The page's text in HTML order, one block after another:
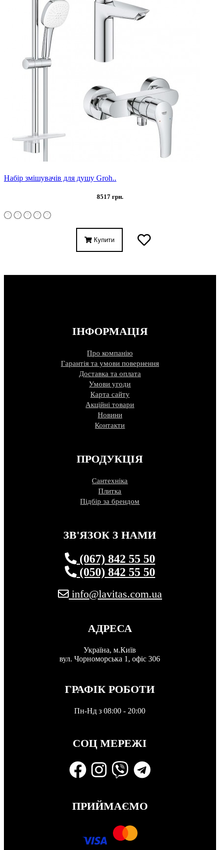
Набір змішувачів для душу Groh..
8517 грн.
Купити
ІНФОРМАЦІЯ
Про компанію
Гарантія та умови повернення
Доставка та оплата
Умови угоди
Карта сайту
Акційні товари
Новини
Контакти
ПРОДУКЦІЯ
Сантехніка
Плитка
Підбір за брендом
ЗВ'ЯЗОК З НАМИ
(067) 842 55 50
(050) 842 55 50
info@lavitas.com.ua
АДРЕСА
Україна, м.Київ
вул. Чорноморська 1, офіс 306
ГРАФІК РОБОТИ
Пн-Нд з 08:00 - 20:00
СОЦ МЕРЕЖІ
ПРИЙМАЄМО